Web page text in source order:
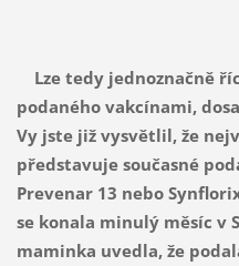
Lze tedy jednoznačně
podaného vakcínami,
Vy jste již vysvětlil, že
představuje současné
Prevenar 13 nebo
se konala minulý měsíc v
maminka uvedla, že